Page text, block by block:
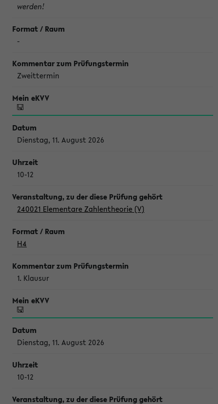
werden!
-
Zweittermin
Dienstag, 11. August 2026
10-12
240021 Elementare Zahlentheorie (V)
H4
1. Klausur
Dienstag, 11. August 2026
10-12